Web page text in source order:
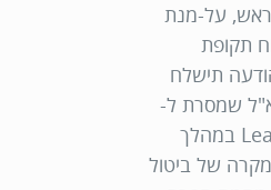
על-מנת
תקופת
תישלח
שמסרת ל-
LeadManager במהלך
של ביטול